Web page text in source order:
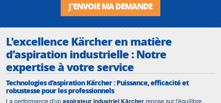
J'ENVOIE MA DEMANDE
L'excellence Kärcher en matière
d'aspiration industrielle : Notre
expertise à votre service
Technologies d'aspiration Kärcher : Puissance, efficacité et
robustesse pour les professionnels
La performance d'un
repose sur l'équilibre